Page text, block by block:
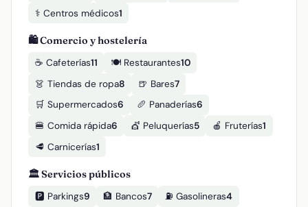
⚕️ Centros médicos1
🛍️ Comercio y hostelería
☕ Cafeterías11 🍽️ Restaurantes10
👗 Tiendas de ropa8 🍺 Bares7
🛒 Supermercados6 🥖 Panaderías6
🍔 Comida rápida6 💇 Peluquerías5 🍎 Fruterías1
🥩 Carnicerías1
🏛️ Servicios públicos
🅿️ Parkings9 🏦 Bancos7 ⛽ Gasolineras4